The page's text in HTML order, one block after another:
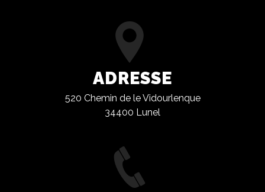
ADRESSE
520 Chemin de le Vidourlenque
34400 Lunel